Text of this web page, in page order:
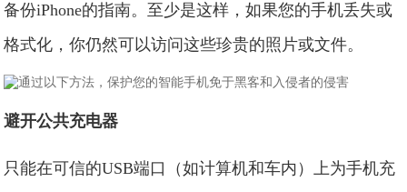
备份iPhone的指南。至少是这样，如果您的手机丢失或
格式化，你仍然可以访问这些珍贵的照片或文件。
避开公共充电器
只能在可信的USB端口（如计算机和车内）上为手机充